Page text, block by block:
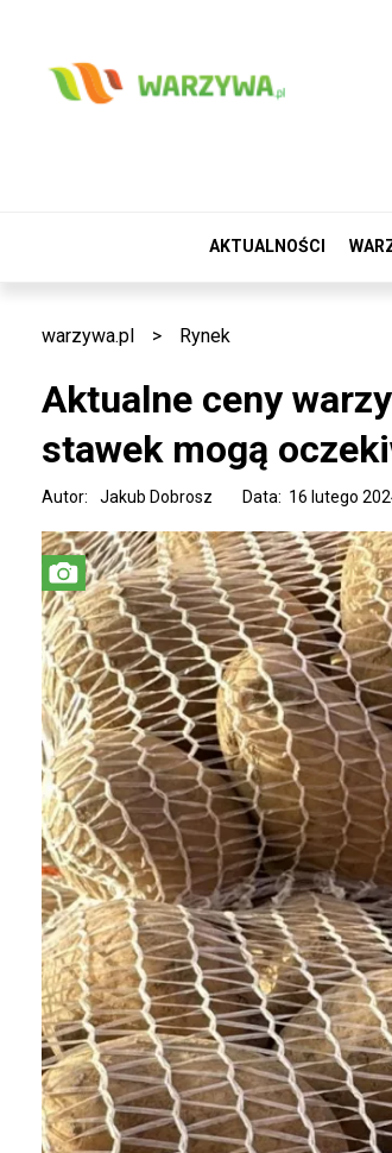
AKTUALNOŚCI
warzywa.pl > Rynek
Aktualne ceny
stawek mogą
Data: 16 lutego
Autor: Jakub Dobrosz